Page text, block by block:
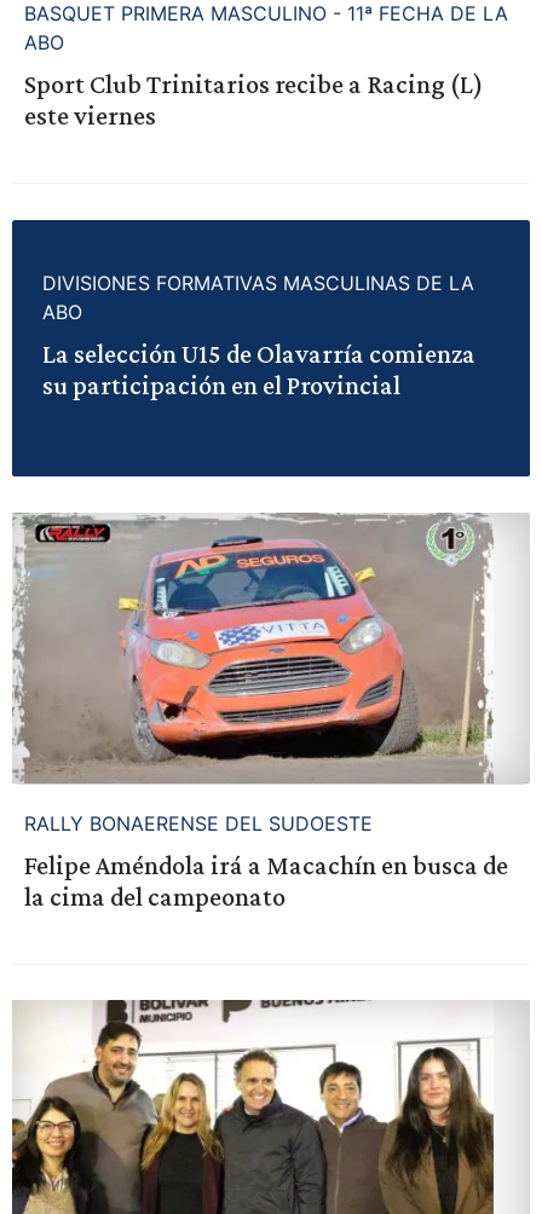
BASQUET PRIMERA MASCULINO - 11ª FECHA DE LA
ABO
Sport Club Trinitarios recibe a Racing (L)
este viernes
DIVISIONES FORMATIVAS MASCULINAS DE LA
ABO
La selección U15 de Olavarría comienza
su participación en el Provincial
RALLY BONAERENSE DEL SUDOESTE
Felipe Améndola irá a Macachín en busca de
la cima del campeonato